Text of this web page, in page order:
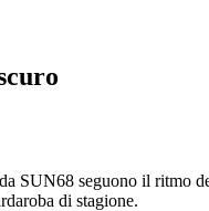
SUN68 seguono il ritmo
di stagione.